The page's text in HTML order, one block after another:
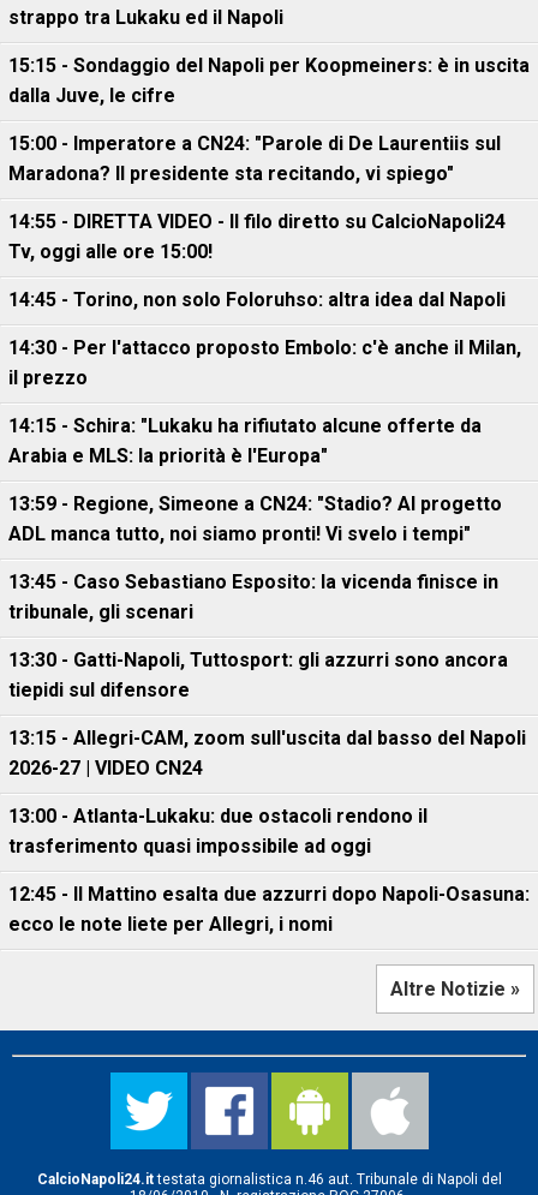
strappo tra Lukaku ed il Napoli
15:15 - Sondaggio del Napoli per Koopmeiners: è in uscita
dalla Juve, le cifre
15:00 - Imperatore a CN24: "Parole di De Laurentiis sul
Maradona? Il presidente sta recitando, vi spiego"
14:55 - DIRETTA VIDEO - Il filo diretto su CalcioNapoli24
Tv, oggi alle ore 15:00!
14:45 - Torino, non solo Foloruhso: altra idea dal Napoli
14:30 - Per l'attacco proposto Embolo: c'è anche il Milan,
il prezzo
14:15 - Schira: "Lukaku ha rifiutato alcune offerte da
Arabia e MLS: la priorità è l'Europa"
13:59 - Regione, Simeone a CN24: "Stadio? Al progetto
ADL manca tutto, noi siamo pronti! Vi svelo i tempi"
13:45 - Caso Sebastiano Esposito: la vicenda finisce in
tribunale, gli scenari
13:30 - Gatti-Napoli, Tuttosport: gli azzurri sono ancora
tiepidi sul difensore
13:15 - Allegri-CAM, zoom sull'uscita dal basso del Napoli
2026-27 | VIDEO CN24
13:00 - Atlanta-Lukaku: due ostacoli rendono il
trasferimento quasi impossibile ad oggi
12:45 - Il Mattino esalta due azzurri dopo Napoli-Osasuna:
ecco le note liete per Allegri, i nomi
Altre Notizie »
CalcioNapoli24.ittestata giornalistica n.46 aut. Tribunale di Napoli del